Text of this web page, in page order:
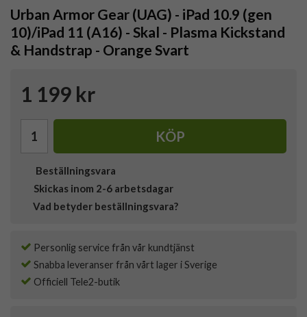
Urban Armor Gear (UAG) - iPad 10.9 (gen
10)/iPad 11 (A16) - Skal - Plasma Kickstand
& Handstrap - Orange Svart
1 199 kr
KÖP
Beställningsvara
Skickas inom 2-6 arbetsdagar
Vad betyder beställningsvara?
Personlig service från vår kundtjänst
Snabba leveranser från vårt lager i Sverige
Officiell Tele2-butik